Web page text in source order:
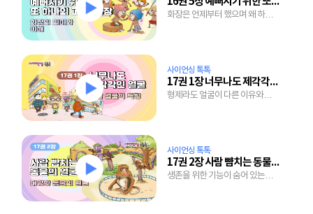
화장은 언제부터 했으며 왜 하는
사이언싱 톡톡
17권 1장 너무나도 제각각인 얼굴
형제라도 얼굴이 다른 이유와
사이언싱 톡톡
17권 2장 사람 뺨치는 동물의 얼굴
생존을 위한 기능이 숨어 있는